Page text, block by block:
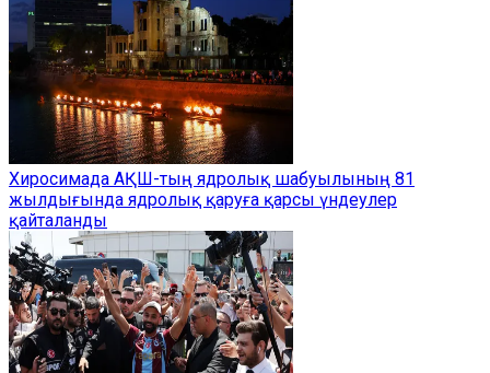
Хиросимада АҚШ-тың ядролық шабуылының 81
жылдығында ядролық қаруға қарсы үндеулер
қайталанды